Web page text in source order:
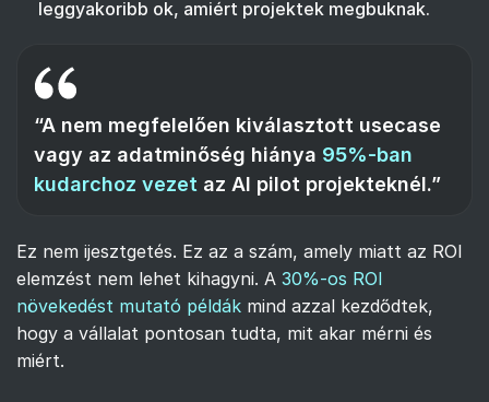
leggyakoribb ok, amiért projektek megbuknak.
“A nem megfelelően kiválasztott usecase
vagy az adatminőség hiánya 95%-ban
kudarchoz vezet az AI pilot projekteknél.”
Ez nem ijesztgetés. Ez az a szám, amely miatt az ROI
elemzést nem lehet kihagyni. A 30%-os ROI
növekedést mutató példák mind azzal kezdődtek,
hogy a vállalat pontosan tudta, mit akar mérni és
miért.